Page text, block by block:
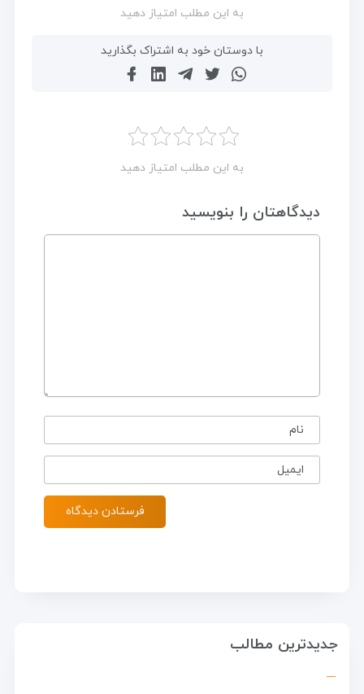
به این مطلب امتیاز دهید
با دوستان خود به اشتراک بگذارید
به این مطلب امتیاز دهید
دیدگاهتان را بنویسید
نام
ایمیل
جدیدترین مطالب